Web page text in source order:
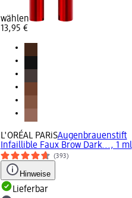
wählen
13,95 €
L'ORÉAL PARiSAugenbrauenstift
Infaillible Faux Brow Dark..., 1 ml
(393)
Hinweise
Lieferbar